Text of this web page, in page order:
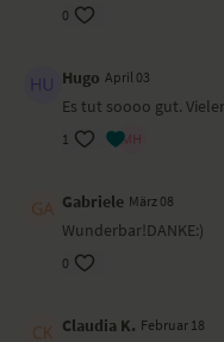
0
Hugo April 03
Es tut soooo gut.
1
Gabriele März 08
Wunderbar!DANKE:)
0
Claudia K. Februar 18